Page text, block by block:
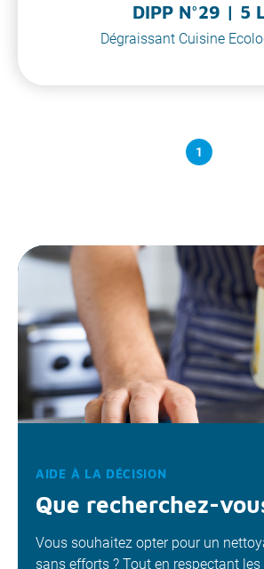
DIPP N°29 | 5
Dégraissant Cuisine
1
AIDE À LA DÉCISION
Que recherchez-
Vous souhaitez opter pour un
sans efforts ? Tout en respectant